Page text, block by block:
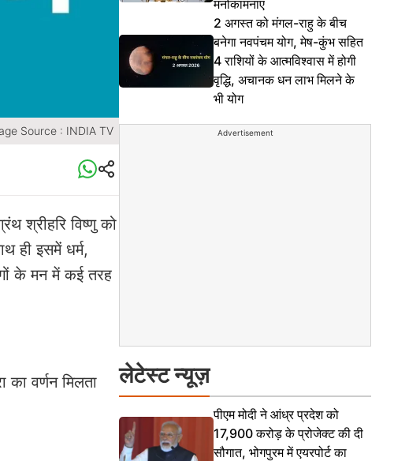
Source : INDIA TV
श्रीहरि विष्णु को
ही इसमें धर्म,
के मन में कई तरह
वर्णन मिलता
मनोकामनाएं
2 अगस्त को मंगल-राहु के बीच
बनेगा नवपंचम योग, मेष-कुंभ सहित
4 राशियों के आत्मविश्वास में होगी
वृद्धि, अचानक धन लाभ मिलने के
भी योग
Advertisement
लेटेस्ट न्यूज़
पीएम मोदी ने आंध्र प्रदेश को
17,900 करोड़ के प्रोजेक्ट की दी
सौगात, भोगपुरम में एयरपोर्ट का